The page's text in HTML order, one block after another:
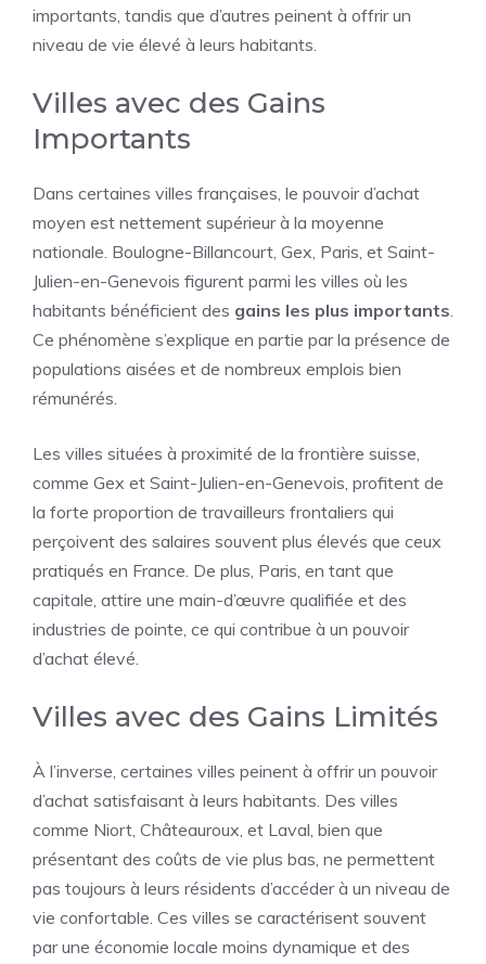
importants, tandis que d’autres peinent à offrir un
niveau de vie élevé à leurs habitants.
Villes avec des Gains
Importants
Dans certaines villes françaises, le pouvoir d’achat
moyen est nettement supérieur à la moyenne
nationale. Boulogne-Billancourt, Gex, Paris, et Saint-
Julien-en-Genevois figurent parmi les villes où les
habitants bénéficient des gains les plus importants.
Ce phénomène s’explique en partie par la présence de
populations aisées et de nombreux emplois bien
rémunérés.
Les villes situées à proximité de la frontière suisse,
comme Gex et Saint-Julien-en-Genevois, profitent de
la forte proportion de travailleurs frontaliers qui
perçoivent des salaires souvent plus élevés que ceux
pratiqués en France. De plus, Paris, en tant que
capitale, attire une main-d’œuvre qualifiée et des
industries de pointe, ce qui contribue à un pouvoir
d’achat élevé.
Villes avec des Gains Limités
À l’inverse, certaines villes peinent à offrir un pouvoir
d’achat satisfaisant à leurs habitants. Des villes
comme Niort, Châteauroux, et Laval, bien que
présentant des coûts de vie plus bas, ne permettent
pas toujours à leurs résidents d’accéder à un niveau de
vie confortable. Ces villes se caractérisent souvent
par une économie locale moins dynamique et des